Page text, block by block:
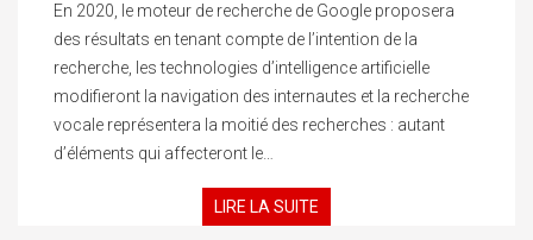
En 2020, le moteur de recherche de Google proposera
des résultats en tenant compte de l’intention de la
recherche, les technologies d’intelligence artificielle
modifieront la navigation des internautes et la recherche
vocale représentera la moitié des recherches : autant
d’éléments qui affecteront le…
LIRE LA SUITE